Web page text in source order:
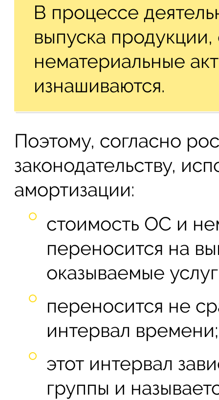
В процессе
выпуска
нематериальные
изнашиваются.
Поэтому, согласно
законодательству,
амортизации:
стоимость ОС и
переносится на
оказываемые
переносится не
интервал времени;
этот интервал
группы и